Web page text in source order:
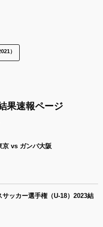
）
果速報ページ
京 vs ガンバ大阪
サッカー選手権（U-18）2023結